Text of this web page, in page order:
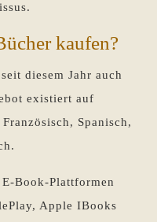
kaufen?
diesem Jahr auch
existiert auf
Spanisch,
Book-Plattformen
Apple IBooks